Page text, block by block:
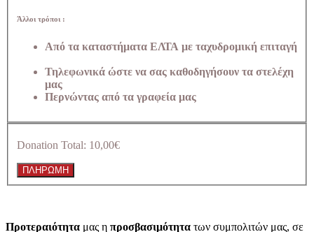
Άλλοι τρόποι :
Από τα καταστήματα ΕΛΤΑ με ταχυδρομική επιταγή
Τηλεφωνικά ώστε να σας καθοδηγήσουν τα στελέχη
μας
Περνώντας από τα γραφεία μας
Donation Total: 10,00€
Προτεραιότητα μας η προσβασιμότητα των συμπολιτών μας, σε